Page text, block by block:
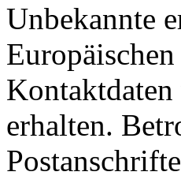
Unbekannte
erhalten.